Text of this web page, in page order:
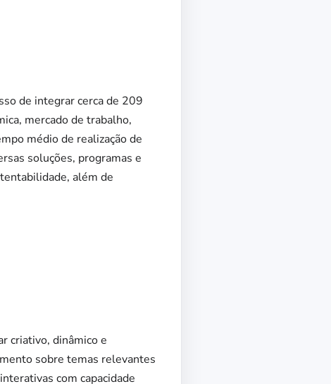
de integrar cerca de 209
mercado de trabalho,
médio de realização de
soluções, programas e
além de
criativo, dinâmico e
sobre temas relevantes
com capacidade